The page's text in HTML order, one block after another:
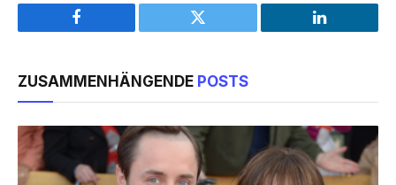
Facebook Twitter LinkedIn
ZUSAMMENHÄNGENDE POSTS